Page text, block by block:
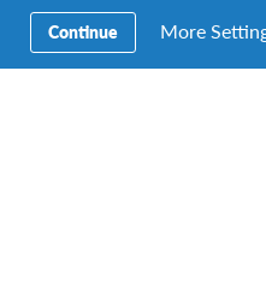
Contact
Continue More